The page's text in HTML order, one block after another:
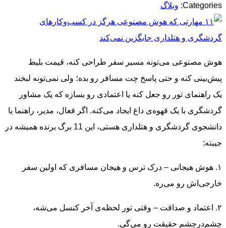
Categories: وبلاگ
هوش مصنوعی می‌تونه مسیر سفر طراحی کنه، قیمت بلیط
پیش‌بینی کنه و حتی پاسخ چت مسافر رو بده؛ ولی نمی‌تونه لبخند
یک راهنمای تور رو جعل کنه یا اعتمادی رو بسازه که یک مشاور
گردشگری با یک قهوه‌ی داغ ایجاد می‌کنه. اگر فعال، مدیر، راهنما یا
دانشجوی گردشگری و هتلداری هستی، این 11 برگ برنده همیشه در
جیبته:
۱. هوش هیجانی – درک ترس و هیجان مسافری که اولین سفر
خارجی‌اش رو می‌ره.
۲. اعتماد و صداقت – وقتی تور لحظه‌ی آخر کنسل می‌شه،
چشم‌درچشم حقیقت رو می‌گی.